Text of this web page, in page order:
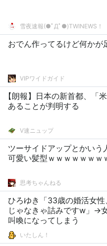
雪夜速報(●ﾟДﾟ●)TWINEWS！
おでん作ってるけど何かが
VIPワイドガイド
【朗報】日本の新首都、「
あることが判明する
V速ニュップ
ツーサイドアップとかいう
可愛い髪型ｗｗｗｗｗｗｗ
思考ちゃんねる
ひろゆき「33歳の婚活女性
じゃなきゃ詰みですw」→
叫喚になってしまう
いたしん！